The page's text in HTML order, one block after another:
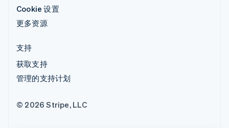
Cookie 设置
更多资源
支持
获取支持
管理的支持计划
© 2026 Stripe, LLC